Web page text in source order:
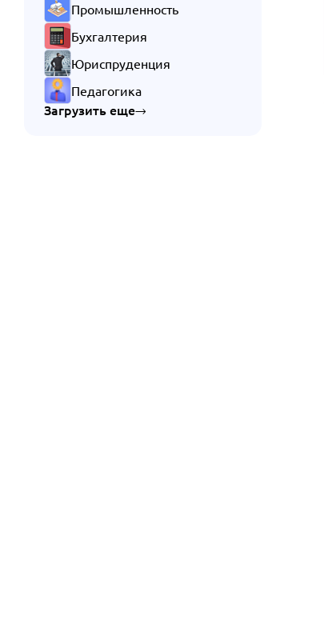
Промышленность
Бухгалтерия
Юриспруденция
Педагогика
Загрузить еще